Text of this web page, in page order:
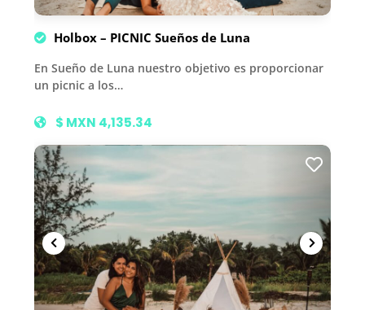
Holbox – PICNIC Sueños de Luna
En Sueño de Luna nuestro objetivo es proporcionar
un picnic a los…
$ MXN 4,135.34